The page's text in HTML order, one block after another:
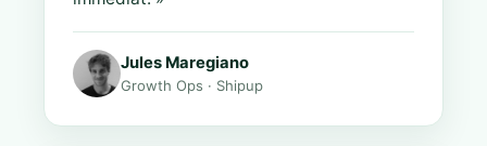
Jules Maregiano
Growth Ops · Shipup